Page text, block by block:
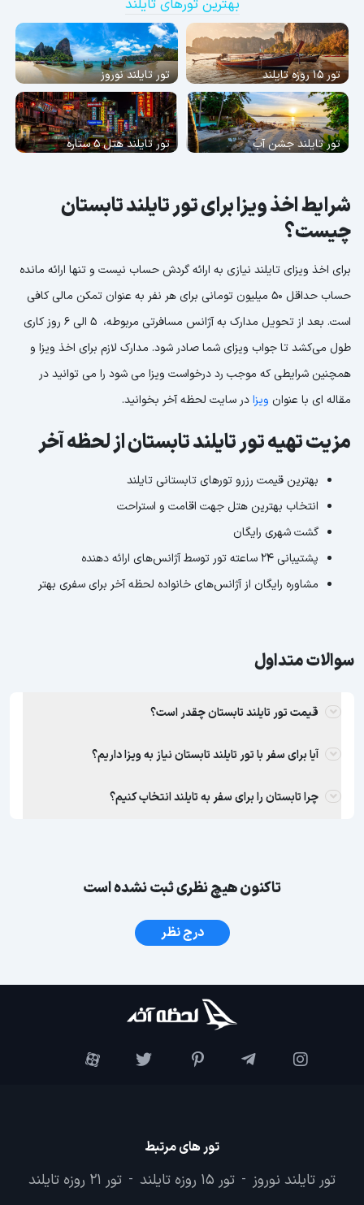
بهترین تورهای تایلند
تور 15 روزه تایلند تور تایلند نوروز
تور تایلند جشن آب تور تایلند هتل 5 ستاره
شرایط اخذ ویزا برای تور تایلند تابستان
چیست؟
برای اخذ ویزای تایلند نیازی به ارائه گردش حساب نیست و تنها ارائه مانده
حساب حداقل 50 میلیون تومانی برای هر نفر به عنوان تمکن مالی کافی
است. بعد از تحویل مدارک به آژانس مسافرتی مربوطه، 5 الی 6 روز کاری
طول می‌کشد تا جواب ویزای شما صادر شود. مدارک لازم برای اخذ ویزا و
همچنین شرایطی که موجب رد درخواست ویزا می شود را می توانید در
مقاله ای با عنوان ویزادر سایت لحظه آخر بخوانید.
مزیت تهیه تور تایلند تابستان از لحظه آخر
بهترین قیمت رزرو تورهای تابستانی تایلند
انتخاب بهترین هتل جهت اقامت و استراحت
گشت شهری رایگان
پشتیبانی 24 ساعته تور توسط آژانس‌های ارائه دهنده
مشاوره رایگان از آژانس‌های خانواده لحظه آخر برای سفری بهتر
سوالات متداول
قیمت تور تایلند تابستان چقدر است؟
آیا برای سفر با تور تایلند تابستان نیاز به ویزا داریم؟
چرا تابستان را برای سفر به تایلند انتخاب کنیم؟
تاکنون هیچ نظری ثبت نشده است
درج نظر
تور های مرتبط
تور تایلند نوروز - تور 15 روزه تایلند - تور 21 روزه تایلند